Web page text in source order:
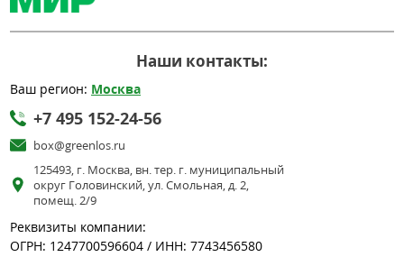
Наши контакты:
Ваш регион: Москва
+7 495 152-24-56
box@greenlos.ru
125493, г. Москва, вн. тер. г. муниципальный
округ Головинский, ул. Смольная, д. 2,
помещ. 2/9
Реквизиты компании:
ОГРН: 1247700596604 / ИНН: 7743456580